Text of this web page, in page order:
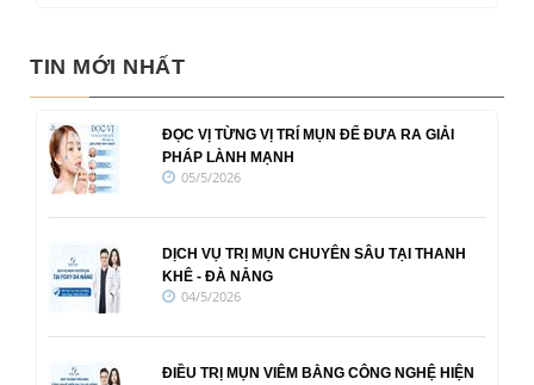
TIN MỚI NHẤT
ĐỌC VỊ TỪNG VỊ TRÍ MỤN ĐỂ ĐƯA RA GIẢI
PHÁP LÀNH MẠNH
05/5/2026
DỊCH VỤ TRỊ MỤN CHUYÊN SÂU TẠI THANH
KHÊ - ĐÀ NẴNG
04/5/2026
ĐIỀU TRỊ MỤN VIÊM BẰNG CÔNG NGHỆ HIỆN